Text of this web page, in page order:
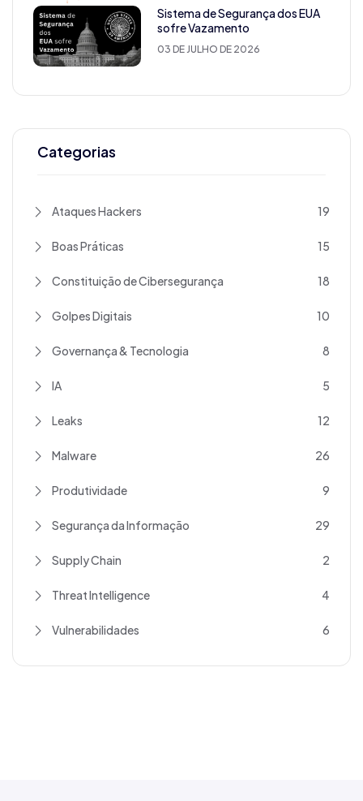
Sistema de Segurança dos EUA
sofre Vazamento
03 DE JULHO DE 2026
Categorias
Ataques Hackers 19
Boas Práticas 15
Constituição de Cibersegurança 18
Golpes Digitais 10
Governança & Tecnologia 8
IA 5
Leaks 12
Malware 26
Produtividade 9
Segurança da Informação 29
Supply Chain 2
Threat Intelligence 4
Vulnerabilidades 6